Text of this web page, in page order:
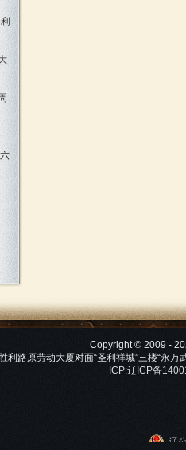
Copyright © 2009 -
利路原劳动大厦对面“圣利祥城”三楼“
ICP:辽ICP备
辽